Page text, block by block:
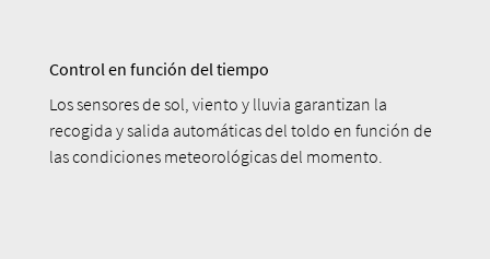
Control en función del tiempo
Los sensores de sol, viento y lluvia garantizan la
recogida y salida automáticas del toldo en función de
las condiciones meteorológicas del momento.